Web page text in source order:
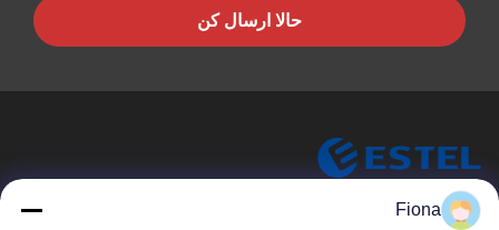
حالا ارسال کن
ESTEL (GUANGDONG) TECHNOLOGY CO., LTD.
Fiona